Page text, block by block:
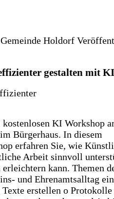
Holdorf
gestalten mit KI
KI Workshop
Bürgerhaus. In diesem
erfahren Sie, wie
Arbeit sinnvoll
kann. Themen
und Ehrenamtsalltag
erstellen o